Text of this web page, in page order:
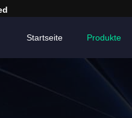
Startseite Produkte